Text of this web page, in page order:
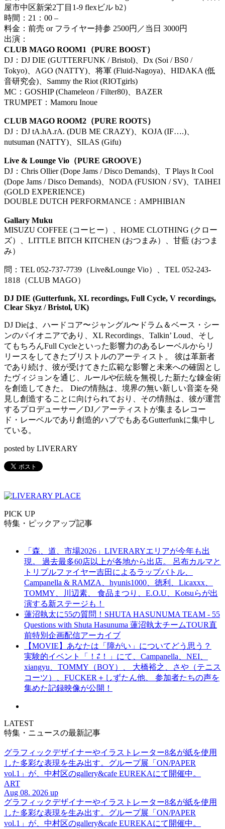
屋市中区新栄2丁目1-9 flexビル b2）
時間：21：00 –
料金：前売 or フライヤー持参 2500円／当日 3000円
出演：
CLUB MAGO ROOM1（PURE BOOST）
DJ：DJ DIE (GUTTERFUNK / Bristol)、Dx (Soi / BS0 /
Tokyo)、AGO (NATTY)、将軍 (Fluid-Nagoya)、HIDAKA (低
音研究会)、Sammy the Riot (RIOTgirls)
MC： GOSHIP (Chameleon / Filter80)、BAZER
TRUMPET：Mamoru Inoue
CLUB MAGO ROOM2（PURE ROOTS）
DJ： DJ tA.hA.rA. (DUB ME CRAZY)、KOJA (IF….)、
nutsuman (NATTY)、SILAS (Gifu)
Live & Lounge Vio（PURE GROOVE）
DJ： Chris Ollier (Dope Jams / Disco Demands)、T Plays It Cool
(Dope Jams / Disco Demands)、NODA (FUSION / SV)、TAIHEI
(GOLD EXPERIENCE)
DOUBLE DUTCH PERFORMANCE：AMPHIBIAN
Gallary Muku
MISUZU COFFEE (コーヒー）、 HOME CLOTHING (クロー
ズ）、LITTLE BITCH KITCHEN (おつまみ）、甘藍 (おつま
み）
問：TEL 052-737-7739（Live&Lounge Vio）、TEL 052-243-
1818（CLUB MAGO）
DJ DIE (Gutterfunk, XL recordings, Full Cycle, V recordings,
Clear Skyz / Bristol, UK)
DJ Dieは、ハードコア〜ジャングル〜ドラム＆ベース・シー
ンのパイオニアであり、XL Recordings、Talkin’ Loud、そし
てもちろんFull Cycleといった影響力のあるレーベルからリ
リースをしてきたブリストルのアーティスト。 彼は革新者
であり続け、彼が受けてきた広範な影響と未来への確固とし
たヴィジョンを通じ、ルールや伝統を無視した新たな錬金術
を創造してきた。 Dieの情熱は、境界の無い新しい音楽を発
見し創造することに向けられており、その情熱は、彼が運営
するプロデューサー／DJ／アーティストが集まるレコー
ド・レーベルであり創造的ハブでもあるGutterfunkに集中し
ている。
posted by LIVERARY
PICK UP
特集・ピックアップ記事
「森、道、市場2026」LIVERARYエリアが今年も出
現。 過去最多60店以上が各地から出店。 呂布カルマと
トリプルファイヤー吉田によるラップバトル、
Campanella & RAMZA、hyunis1000、徳利、Licaxxx、
TOMMY、川辺素、 食品まつり、E.O.U、Kotsuらが出
演する新ステージも！
蓮沼執太に55の質問！SHUTA HASUNUMA TEAM - 55
Questions with Shuta Hasunuma 蓮沼執太チームTOUR直
前特別企画配信アーカイブ
【MOVIE】あなたは「障がい」についてどう思う？
実験的イベント「！⇄！」にて、Campanella、NEI、
xiangyu、TOMMY（BOY）、 大橋裕之、さや（テニス
コーツ）、FUCKER＋しずたん他、 参加者たちの声を
集めた記録映像が公開！
LATEST
特集・ニュースの最新記事
グラフィックデザイナーやイラストレーター8名が紙を使用
した多彩な表現を生み出す。グループ展「ON/PAPER
vol.1」が、中村区のgallery&cafe EUREKAにて開催中。
ART
Aug 08. 2026 up
グラフィックデザイナーやイラストレーター8名が紙を使用
した多彩な表現を生み出す。グループ展「ON/PAPER
vol.1」が、中村区のgallery&cafe EUREKAにて開催中。